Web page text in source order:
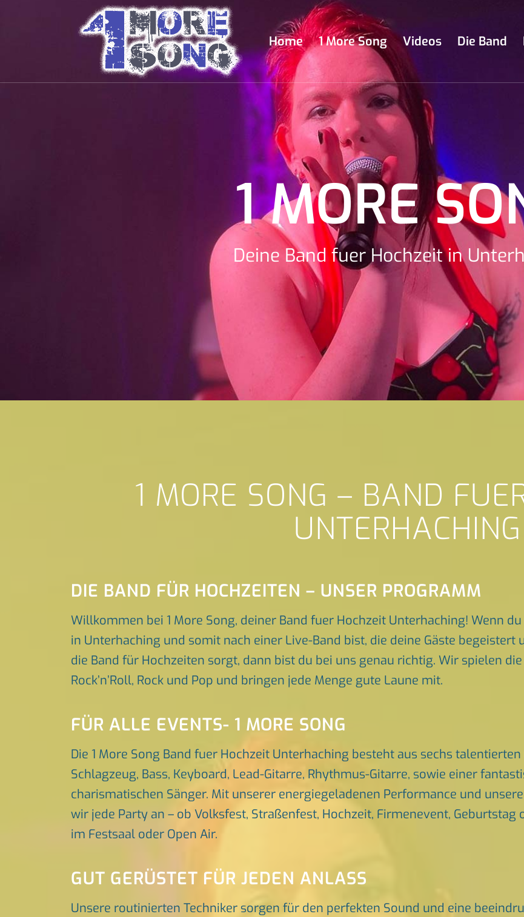
Home 1 More Song Videos Die Band
1 MORE
Deine Band fuer Hochzeit in
1 MORE SONG – BAND
UNTERHACHING
DIE BAND FÜR HOCHZEITEN – UNSER PROGRAMM
Willkommen bei 1 More Song, deiner Band fuer Hochzeit Unterhaching! Wenn
in Unterhaching und somit nach einer Live-Band bist, die deine Gäste
die Band für Hochzeiten sorgt, dann bist du bei uns genau richtig. Wir spielen
Rock’n’Roll, Rock und Pop und bringen jede Menge gute Laune mit.
FÜR ALLE EVENTS- 1 MORE SONG
Die 1 More Song Band fuer Hochzeit Unterhaching besteht aus sechs
Schlagzeug, Bass, Keyboard, Lead-Gitarre, Rhythmus-Gitarre, sowie einer
charismatischen Sänger. Mit unserer energiegeladenen Performance und
wir jede Party an – ob Volksfest, Straßenfest, Hochzeit, Firmenevent, Geburtstag
im Festsaal oder Open Air.
GUT GERÜSTET FÜR JEDEN ANLASS
Unsere routinierten Techniker sorgen für den perfekten Sound und eine